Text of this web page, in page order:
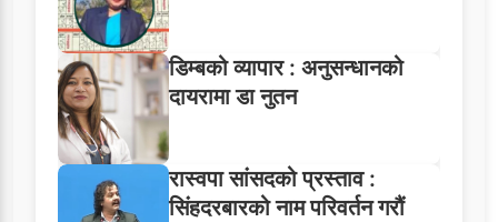
डिम्बको व्यापार : अनुसन्धानको
दायरामा डा नुतन
रास्वपा सांसदको प्रस्ताव :
सिंहदरबारको नाम परिवर्तन गरौं